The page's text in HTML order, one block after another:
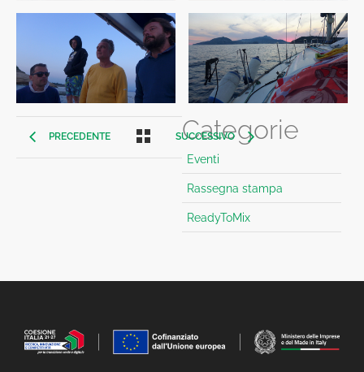
PRECEDENTE SUCCESSIVO
Categorie
Eventi
Rassegna stampa
ReadyToMix